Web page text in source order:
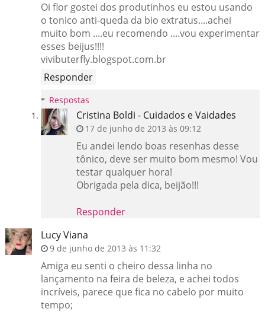
Oi flor gostei dos produtinhos eu estou usando
o tonico anti-queda da bio extratus....achei
muito bom ....eu recomendo ....vou experimentar
esses beijus!!!!
vivibuterfly.blogspot.com.br
Responder
Respostas
Cristina Boldi - Cuidados e Vaidades
17 de junho de 2013 às 09:12
Eu andei lendo boas resenhas desse
tônico, deve ser muito bom mesmo! Vou
testar qualquer hora!
Obrigada pela dica, beijão!!!
Responder
Lucy Viana
9 de junho de 2013 às 11:32
Amiga eu senti o cheiro dessa linha no
lançamento na feira de beleza, e achei todos
incríveis, parece que fica no cabelo por muito
tempo;